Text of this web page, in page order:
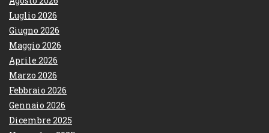
Luglio 2026
Giugno 2026
Maggio 2026
Aprile 2026
Marzo 2026
Febbraio 2026
Gennaio 2026
Dicembre 2025